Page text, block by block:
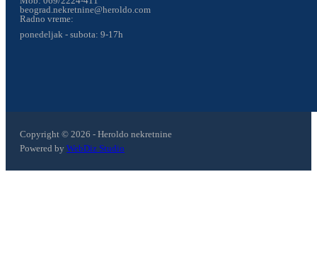
beograd.nekretnine@heroldo.com
Radno vreme:
ponedeljak - subota: 9-17h
Copyright © 2026 - Heroldo nekretnine
Powered by WebDiz Studio